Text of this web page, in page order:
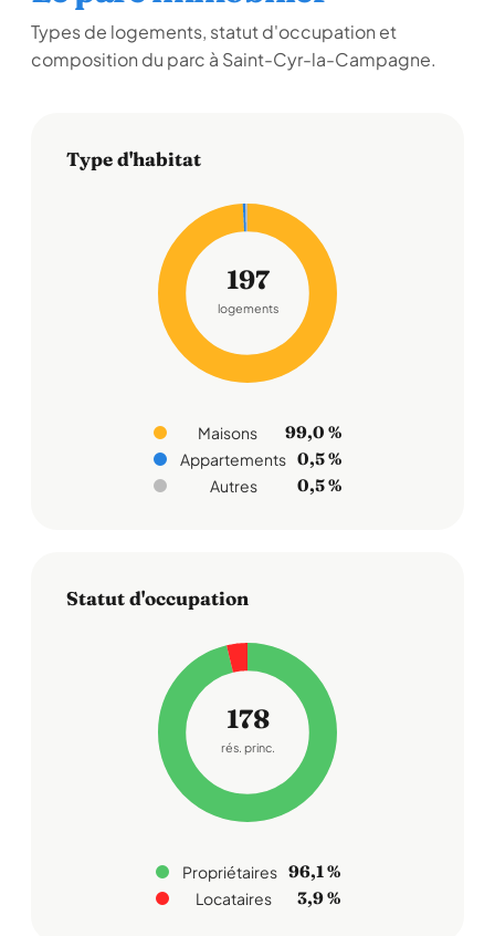
Types de logements, statut d'occupation et
composition du parc à Saint-Cyr-la-Campagne.
Type d'habitat
197
logements
Maisons 99,0 %
Appartements 0,5 %
Autres 0,5 %
Statut d'occupation
178
rés. princ.
Propriétaires 96,1 %
Locataires 3,9 %